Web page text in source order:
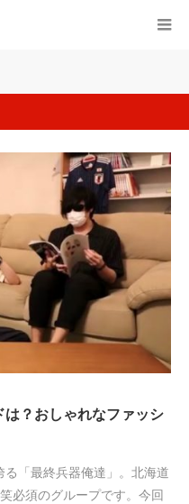
？おしゃれなファッシ
「最終兵器俺達」。北海道
必須のグループです。今回